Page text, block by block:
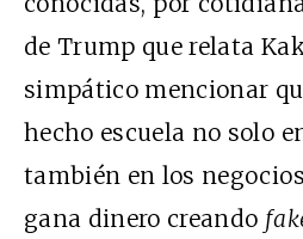
de Trump que relata
simpático mencionar
hecho escuela no solo
también en los
gana dinero creando